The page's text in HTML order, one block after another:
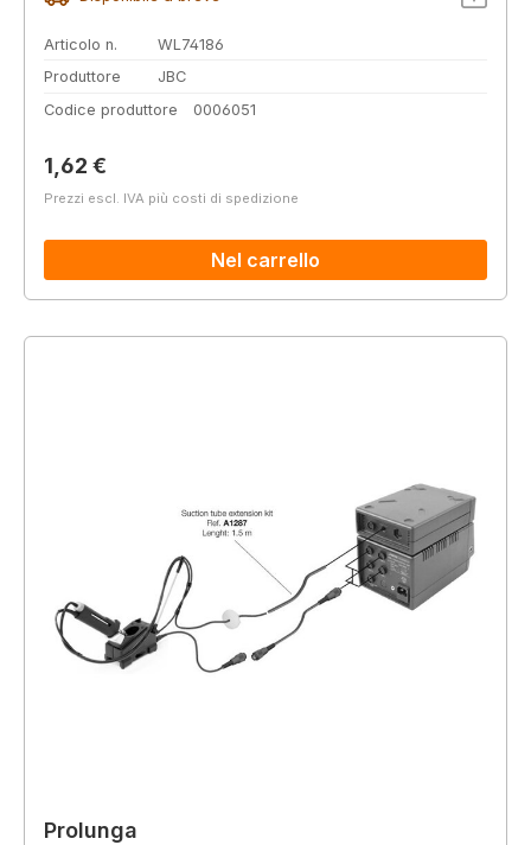
Articolo n.
WL74186
Produttore
JBC
Codice produttore
0006051
Prezzo normale:
1,62 €
Prezzi escl. IVA più costi di spedizione
Nel carrello
Prolunga